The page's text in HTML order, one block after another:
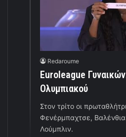
Redaroume
Euroleague
Ολυμπιακού
Στον τρίτο οι
Φενέρμπαχτσε, Βαλένθια
Λούμπλιν.